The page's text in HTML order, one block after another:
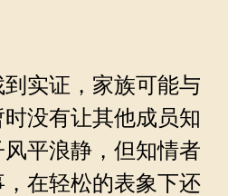
实证，家族可能与
没有让其他成员知
平浪静，但知情者
在轻松的表象下还